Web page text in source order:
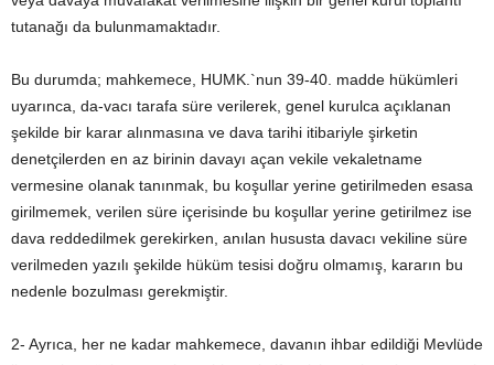
tutanağı da bulunmamaktadır.
Bu durumda; mahkemece, HUMK.`nun 39-40. madde hükümleri
uyarınca, da-vacı tarafa süre verilerek, genel kurulca açıklanan
şekilde bir karar alınmasına ve dava tarihi itibariyle şirketin
denetçilerden en az birinin davayı açan vekile vekaletname
vermesine olanak tanınmak, bu koşullar yerine getirilmeden esasa
girilmemek, verilen süre içerisinde bu koşullar yerine getirilmez ise
dava reddedilmek gerekirken, anılan hususta davacı vekiline süre
verilmeden yazılı şekilde hüküm tesisi doğru olmamış, kararın bu
nedenle bozulması gerekmiştir.
2- Ayrıca, her ne kadar mahkemece, davanın ihbar edildiği Mevlüde